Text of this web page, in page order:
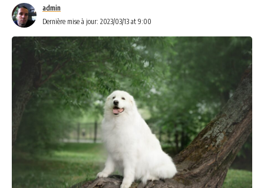
admin
Dernière mise à jour: 2023/03/13 at 9:00